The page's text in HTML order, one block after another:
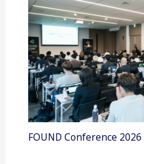
FOUND Conference 2026